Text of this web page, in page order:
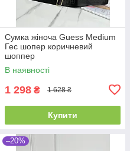
Сумка жіноча Guess Medium
Гес шопер коричневий
шоппер
В наявності
1 298 ₴ 1 628 ₴
Купити
–20%